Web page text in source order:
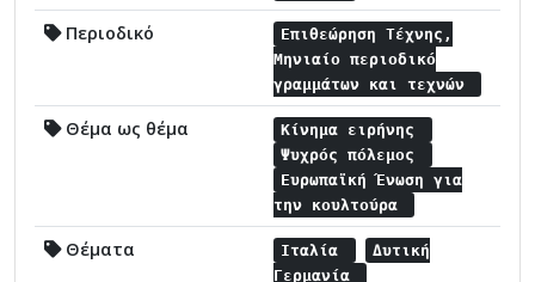
Περιοδικό
Επιθεώρηση Τέχνης,
Μηνιαίο περιοδικό
γραμμάτων και τεχνών
Θέμα ως θέμα
Κίνημα ειρήνης
Ψυχρός πόλεμος
Ευρωπαϊκή Ένωση για
την κουλτούρα
Θέματα Ιταλία
Δυτική
Γερμανία